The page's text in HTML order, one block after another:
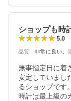
ショップも時
5.0
品質 ： 非常に良い
無事指定日に着
安定していまし
るショップです。
時計は最上級の